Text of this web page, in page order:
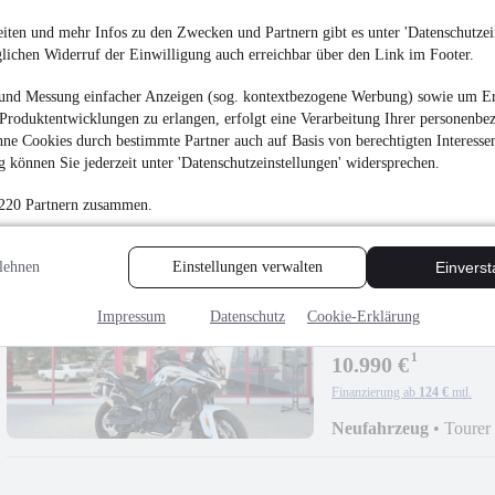
und mehr Infos zu den Zwecken und Partnern gibt es unter
Widerruf der Einwilligung auch erreichbar über den Link im Footer.
Messung einfacher Anzeigen (sog. kontextbezogene Werbung) sowie um
zu erlangen, erfolgt eine Verarbeitung Ihrer
Cookies durch bestimmte Partner auch auf Basis von berechtigten
können Sie jederzeit unter 'Datenschutzeinstellungen' widersprechen.
Partnern zusammen.
Einstellungen verwalten
Impressum Datenschutz Cookie-Erklärung
CFMOTO 1000MT-
10.990 €¹
Finanzierung ab 124 € mtl.
Neufahrzeug
NEUCFMOTO
10.990 €¹
Finanzierung ab 124 € mtl.
Neufahrzeug • Tourer